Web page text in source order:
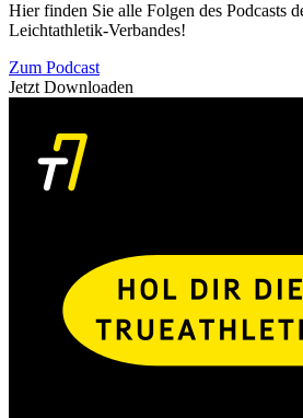
Hier finden Sie alle Folgen des Podcasts
Leichtathletik-Verbandes!
Zum Podcast
Jetzt Downloaden